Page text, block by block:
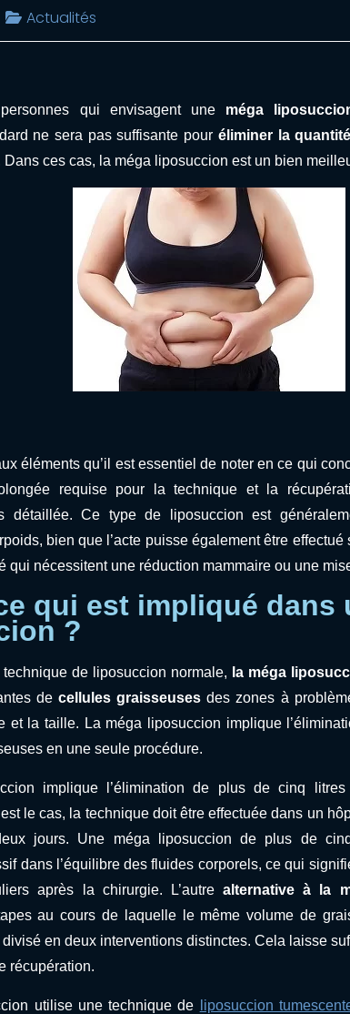
Actualités
qui envisagent une méga
ne sera pas suffisante pour éliminer la
Dans ces cas, la méga liposuccion est un bien
éléments qu’il est essentiel de noter en ce qui
requise pour la technique et la
détaillée. Ce type de liposuccion est
bien que l’acte puisse également être
qui nécessitent une réduction mammaire ou une
qui est impliqué dans
?
de liposuccion normale, la méga
decellules graisseuses des zones à
et la taille. La méga liposuccion implique
en une seule procédure.
implique l’élimination de plus de cinq
le cas, la technique doit être effectuée dans un
jours. Une méga liposuccion de plus de
dans l’équilibre des fluides corporels, ce qui
après la chirurgie. L’autrealternative à la
au cours de laquelle le même volume de
en deux interventions distinctes. Cela laisse
récupération.
utilise une technique de liposuccion